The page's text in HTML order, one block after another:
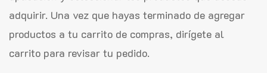
adquirir. Una vez que hayas terminado de agregar
productos a tu carrito de compras, dirígete al
carrito para revisar tu pedido.